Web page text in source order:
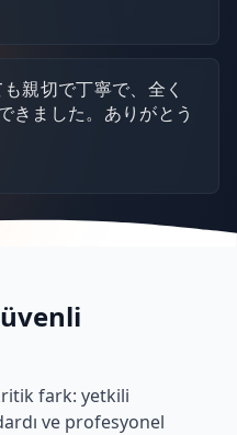
親切で丁寧で、全く
きました。ありがとう
fark: yetkili
ve profesyonel